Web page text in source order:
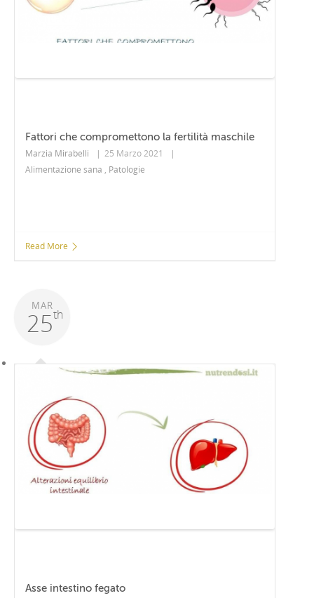
Fattori che compromettono la fertilità maschile
Marzia Mirabelli | 25 Marzo 2021
|
Alimentazione sana , Patologie
Read More
25th
MAR
Asse intestino fegato